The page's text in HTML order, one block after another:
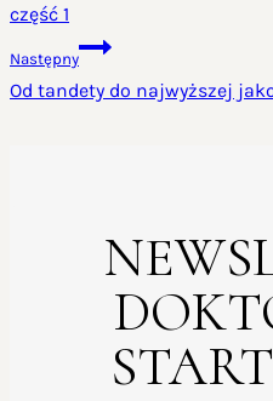
część 1
Następny
Od tandety do najwyższej